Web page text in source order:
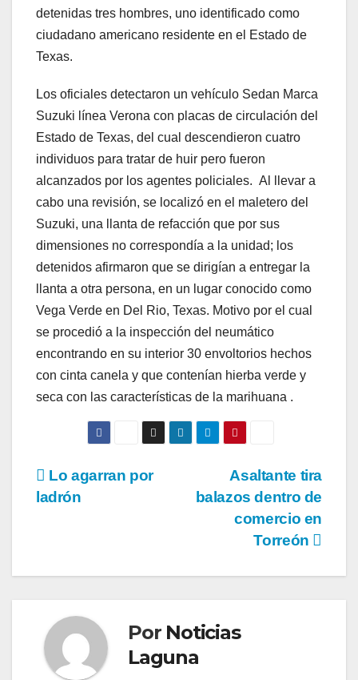
detenidas tres hombres, uno identificado como
ciudadano americano residente en el Estado de
Texas.
Los oficiales detectaron un vehículo Sedan Marca
Suzuki línea Verona con placas de circulación del
Estado de Texas, del cual descendieron cuatro
individuos para tratar de huir pero fueron
alcanzados por los agentes policiales. Al llevar a
cabo una revisión, se localizó en el maletero del
Suzuki, una llanta de refacción que por sus
dimensiones no correspondía a la unidad; los
detenidos afirmaron que se dirigían a entregar la
llanta a otra persona, en un lugar conocido como
Vega Verde en Del Rio, Texas. Motivo por el cual
se procedió a la inspección del neumático
encontrando en su interior 30 envoltorios hechos
con cinta canela y que contenían hierba verde y
seca con las características de la marihuana .
Navegación
Asaltante tira
balazos dentro de
comercio en
Torreón
Lo agarran por
ladrón
Por Noticias
Laguna